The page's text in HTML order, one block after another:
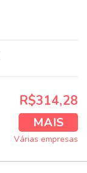
R$314,28
MAIS
Várias empresas